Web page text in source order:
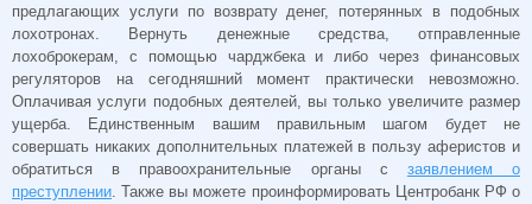
предлагающих услуги по возврату денег, потерянных в подобных
лохотронах. Вернуть денежные средства, отправленные
лохоброкерам, с помощью чарджбека и либо через финансовых
регуляторов на сегодняшний момент практически невозможно.
Оплачивая услуги подобных деятелей, вы только увеличите размер
ущерба. Единственным вашим правильным шагом будет не
совершать никаких дополнительных платежей в пользу аферистов и
обратиться в правоохранительные органы с заявлением о
преступлении. Также вы можете проинформировать Центробанк РФ о